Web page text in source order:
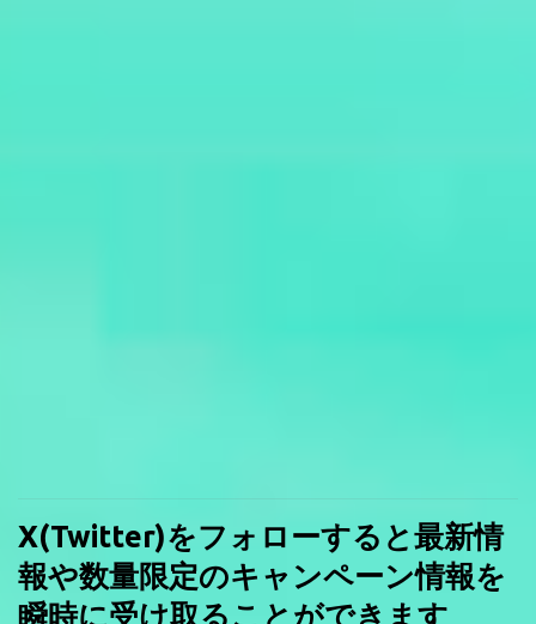
X(Twitter)をフォローすると最新情
報や数量限定のキャンペーン情報を
瞬時に受け取ることができます